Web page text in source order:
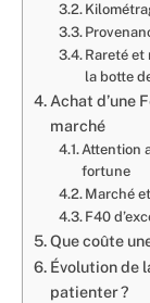
Rareté et
la botte
Achat d’une
marché
Attention
fortune
Marché
F40
Que coûte
Évolution de
patienter ?